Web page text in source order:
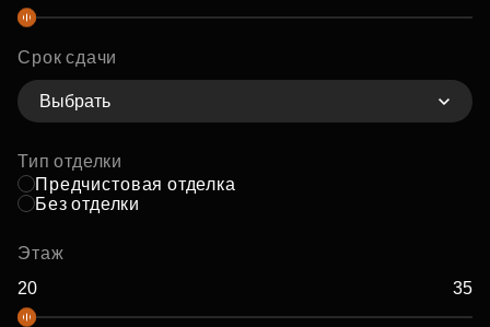
Срок сдачи
Выбрать
Тип отделки
Предчистовая отделка
Без отделки
Этаж